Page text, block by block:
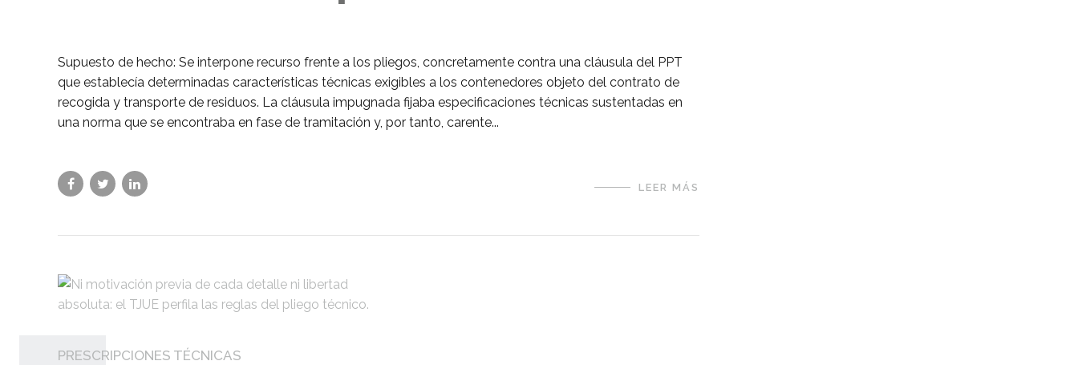
Supuesto de hecho: Se interpone recurso frente a los pliegos, concretamente contra una cláusula del PPT
que establecía determinadas características técnicas exigibles a los contenedores objeto del contrato de
recogida y transporte de residuos. La cláusula impugnada fijaba especificaciones técnicas sustentadas en
una norma que se encontraba en fase de tramitación y, por tanto, carente...
LEER MÁS
PRESCRIPCIONES TÉCNICAS